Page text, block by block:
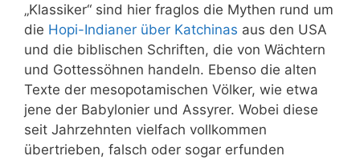
„Klassiker“ sind hier fraglos die Mythen rund um
die Hopi-Indianer über Katchinas aus den USA
und die biblischen Schriften, die von Wächtern
und Gottessöhnen handeln. Ebenso die alten
Texte der mesopotamischen Völker, wie etwa
jene der Babylonier und Assyrer. Wobei diese
seit Jahrzehnten vielfach vollkommen
übertrieben, falsch oder sogar erfunden